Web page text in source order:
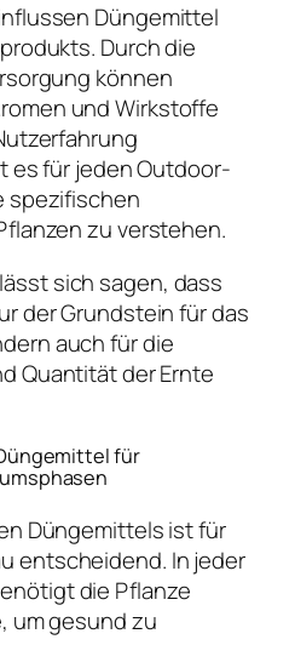
Düngemittel
Durch die
können
und Wirkstoffe
es für jeden Outdoor-
spezifischen
zu verstehen.
sich sagen, dass
der Grundstein für das
auch für die
Quantität der Ernte
für
Düngemittels ist für
entscheidend. In jeder
die Pflanze
um gesund zu